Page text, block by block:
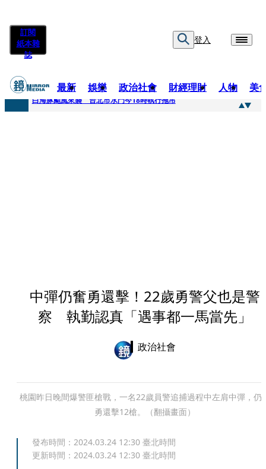
訂閱
紙本雜
誌
登入
最新 娛樂 政治社會 財經理財 人物 美
快訊
白海豚颱風來襲 台北市水門今18時執行拖吊
中彈仍奮勇還擊！22歲勇警父也是警
察 執勤認真「遇事都一馬當先」
政治社會
桃園昨日晚間爆警匪槍戰，一名22歲員警追捕過程中左肩中彈，仍
勇還擊12槍。（翻攝畫面）
發布時間： 2024.03.24 12:30 臺北時間
更新時間： 2024.03.24 12:30 臺北時間